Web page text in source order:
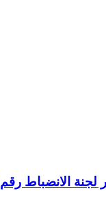
الانضباط رقم 01 صنف الأصاغر